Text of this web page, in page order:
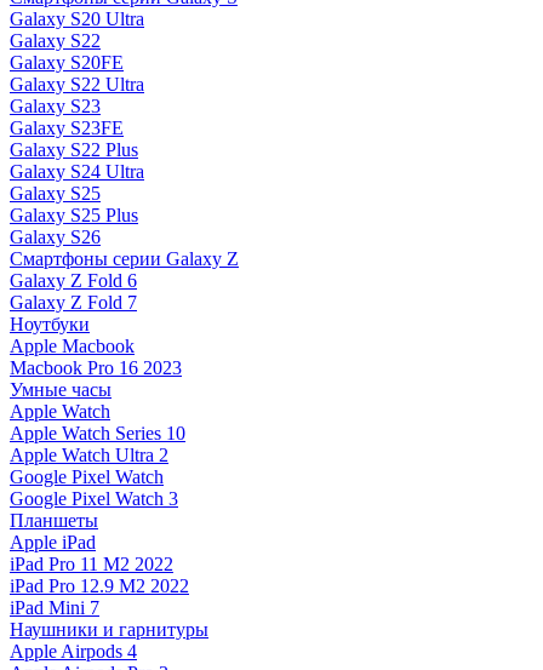
Galaxy S20 Ultra
Galaxy S22
Galaxy S20FE
Galaxy S22 Ultra
Galaxy S23
Galaxy S23FE
Galaxy S22 Plus
Galaxy S24 Ultra
Galaxy S25
Galaxy S25 Plus
Galaxy S26
Смартфоны серии Galaxy Z
Galaxy Z Fold 6
Galaxy Z Fold 7
Ноутбуки
Apple Macbook
Macbook Pro 16 2023
Умные часы
Apple Watch
Apple Watch Series 10
Apple Watch Ultra 2
Google Pixel Watch
Google Pixel Watch 3
Планшеты
Apple iPad
iPad Pro 11 M2 2022
iPad Pro 12.9 M2 2022
iPad Mini 7
Наушники и гарнитуры
Apple Airpods 4